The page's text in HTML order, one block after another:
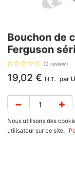
Bouchon de
Ferguson
(0 review)
19,02 € H.T. par
Délai de
Nous utilisons des
utilisateur sur ce site.